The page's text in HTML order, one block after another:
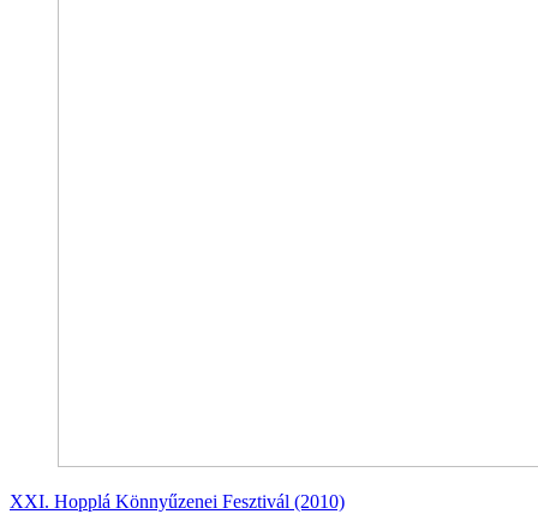
XXI. Hopplá Könnyűzenei Fesztivál (2010)